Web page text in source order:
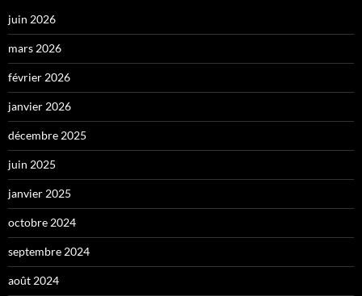
juin 2026
mars 2026
février 2026
janvier 2026
décembre 2025
juin 2025
janvier 2025
octobre 2024
septembre 2024
août 2024